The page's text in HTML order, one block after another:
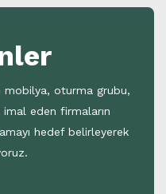
mobilya, oturma grubu,
eden firmaların
hedef belirleyerek